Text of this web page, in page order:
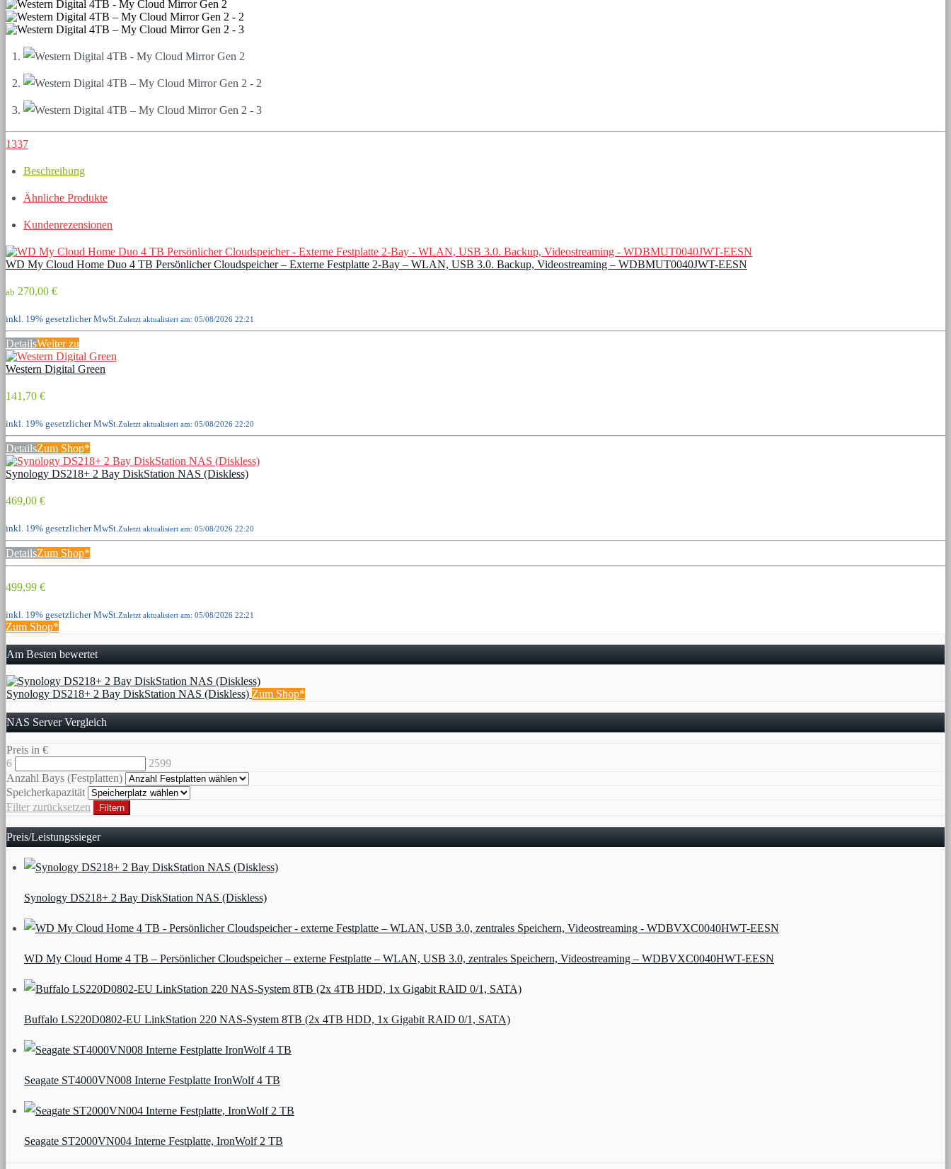
1337
Beschreibung
Ähnliche Produkte
Kundenrezensionen
WD My Cloud Home Duo 4 TB Persönlicher Cloudspeicher – Externe Festplatte 2-Bay – WLAN, USB 3.0. Backup, Videostreaming – WDBMUT0040JWT-EESN
ab 270,00 €
inkl. 19% gesetzlicher MwSt. Zuletzt aktualisiert am: 05/08/2026 22:21
DetailsWeiter zu
Western Digital Green
141,70 €
inkl. 19% gesetzlicher MwSt. Zuletzt aktualisiert am: 05/08/2026 22:20
DetailsZum Shop*
Synology DS218+ 2 Bay DiskStation NAS (Diskless)
469,00 €
inkl. 19% gesetzlicher MwSt. Zuletzt aktualisiert am: 05/08/2026 22:20
DetailsZum Shop*
499,99 €
inkl. 19% gesetzlicher MwSt. Zuletzt aktualisiert am: 05/08/2026 22:21
Zum Shop*
Am Besten bewertet
Synology DS218+ 2 Bay DiskStation NAS (Diskless) Zum Shop*
NAS Server Vergleich
Preis in €
6
2599
Anzahl Bays (Festplatten)
Speicherkapazität
Filter zurücksetzen
Filtern
Preis/Leistungssieger
Synology DS218+ 2 Bay DiskStation NAS (Diskless)
WD My Cloud Home 4 TB – Persönlicher Cloudspeicher – externe Festplatte – WLAN, USB 3.0, zentrales Speichern, Videostreaming – WDBVXC0040HWT-EESN
Buffalo LS220D0802-EU LinkStation 220 NAS-System 8TB (2x 4TB HDD, 1x Gigabit RAID 0/1, SATA)
Seagate ST4000VN008 Interne Festplatte IronWolf 4 TB
Seagate ST2000VN004 Interne Festplatte, IronWolf 2 TB